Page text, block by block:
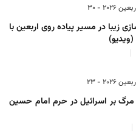
- 30
زیبا در مسیر پیاده روی اربعین با
- 23
بر اسرائیل در حرم امام حسین